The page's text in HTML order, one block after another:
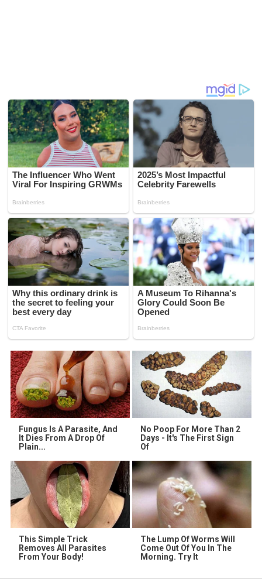
Fungus Is A Parasite, And
It Dies From A Drop Of
Plain...
No Poop For More Than 2
Days - It's The First Sign
Of
This Simple Trick
Removes All Parasites
From Your Body!
The Lump Of Worms Will
Come Out Of You In The
Morning. Try It